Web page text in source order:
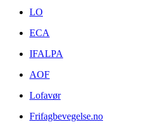
LO
ECA
IFALPA
AOF
Lofavør
Frifagbevegelse.no